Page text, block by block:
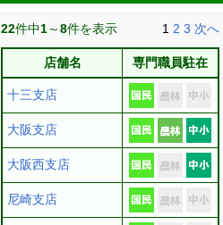
22件中1～8件を表示 1 2 3 次へ
店舗名 専門職員駐在
十三支店
大阪支店
大阪西支店
尼崎支店